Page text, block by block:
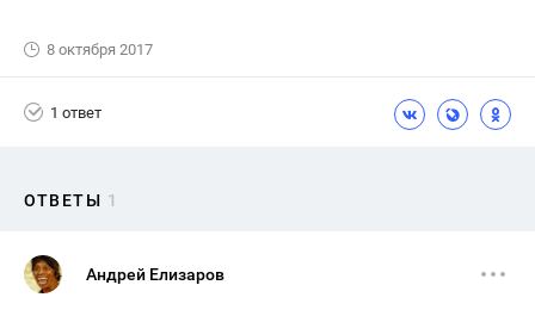
8 октября 2017
1 ответ
ОТВЕТЫ 1
Андрей Елизаров